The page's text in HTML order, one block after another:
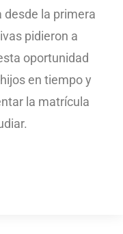
desde la primera
pidieron a
oportunidad
en tiempo y
la matrícula